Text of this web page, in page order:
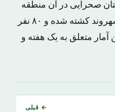
صحرایی در آن منطقه
بر اثر حملات حوثی‌ها ۲۰ شهروند کشته شده و ۸۰ نفر
آمار متعلق به یک هفته و
← قبلی